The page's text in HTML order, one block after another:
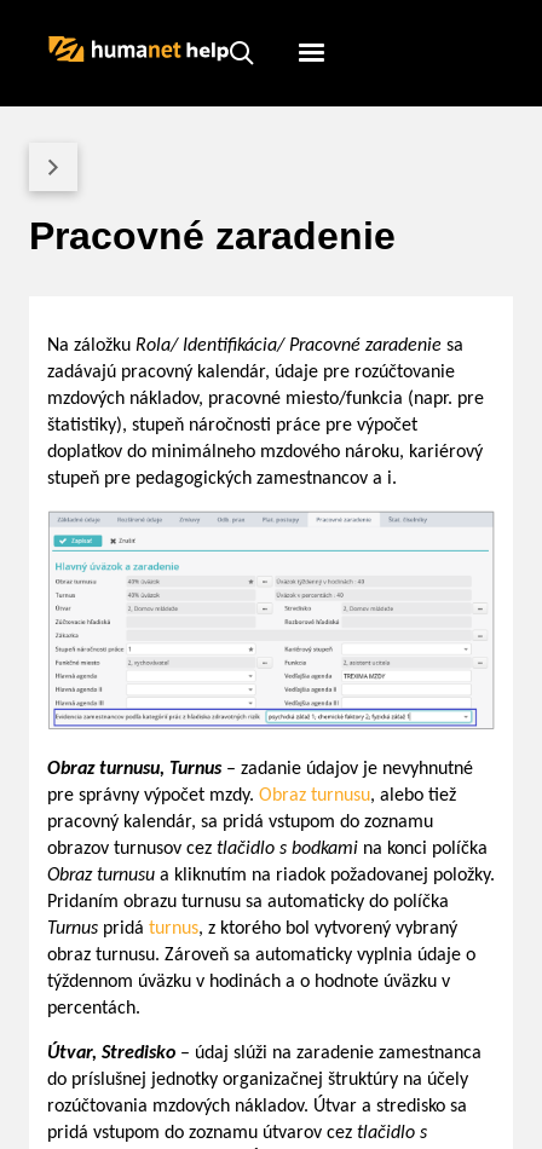
Humanet
Pracovné zaradenie
Na záložku Rola/ Identifikácia/Pracovné zaradenie sa
zadávajú pracovný kalendár, údaje pre rozúčtovanie
mzdových nákladov, pracovné miesto/funkcia (napr. pre
štatistiky), stupeň náročnosti práce pre výpočet
doplatkov do minimálneho mzdového nároku, kariérový
stupeň pre pedagogických zamestnancov a i.
Obraz turnusu, Turnus– zadanie údajov je nevyhnutné
pre správny výpočet mzdy. Obraz turnusu, alebo tiež
pracovný kalendár, sa pridá vstupom do zoznamu
obrazov turnusov cez tlačidlo s bodkami na konci políčka
Obraz turnusu a kliknutím na riadok požadovanej položky.
Pridaním obrazu turnusu sa automaticky do políčka
Turnus pridá turnus, z ktorého bol vytvorený vybraný
obraz turnusu. Zároveň sa automaticky vyplnia údaje o
týždennom úväzku v hodinách a o hodnote úväzku v
percentách.
Útvar, Stredisko – údaj slúži na zaradenie zamestnanca
do príslušnej jednotky organizačnej štruktúry na účely
rozúčtovania mzdových nákladov. Útvar a stredisko sa
pridá vstupom do zoznamu útvarov cez tlačidlo s